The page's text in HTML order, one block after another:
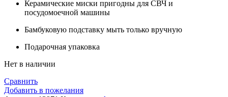
Керамические миски пригодны для СВЧ и
посудомоечной машины
Бамбуковую подставку мыть только вручную
Подарочная упаковка
Нет в наличии
Сравнить
Добавить в пожелания